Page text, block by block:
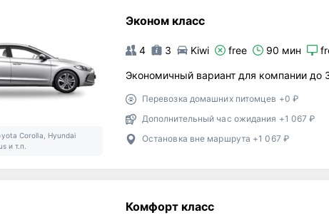
Corolla, Hyundai
и т.п.
Эконом класс
4 3 Kiwi free 90 мин
Экономичный вариант для компании до
Перевозка домашних питомцев +0 ₽
Дополнительный час ожидания +1 067 ₽
Остановка вне маршрута +1 067 ₽
Комфорт класс